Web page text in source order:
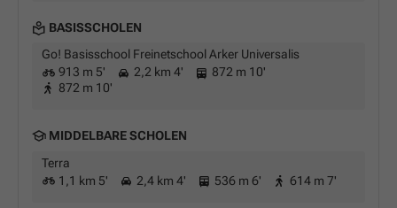
BASISSCHOLEN
Go! Basisschool Freinetschool Arker Universalis
913 m 5'
2,2 km 4'
872 m 10'
872 m 10'
MIDDELBARE SCHOLEN
Terra
1,1 km 5'
2,4 km 4' 536 m 6' 614 m 7'